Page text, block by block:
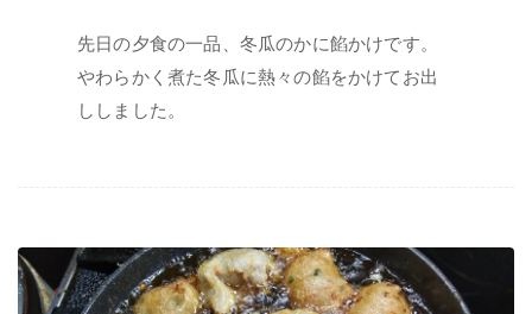
先日の夕食の一品、冬瓜のかに餡かけです。
やわらかく煮た冬瓜に熱々の餡をかけてお出
ししました。